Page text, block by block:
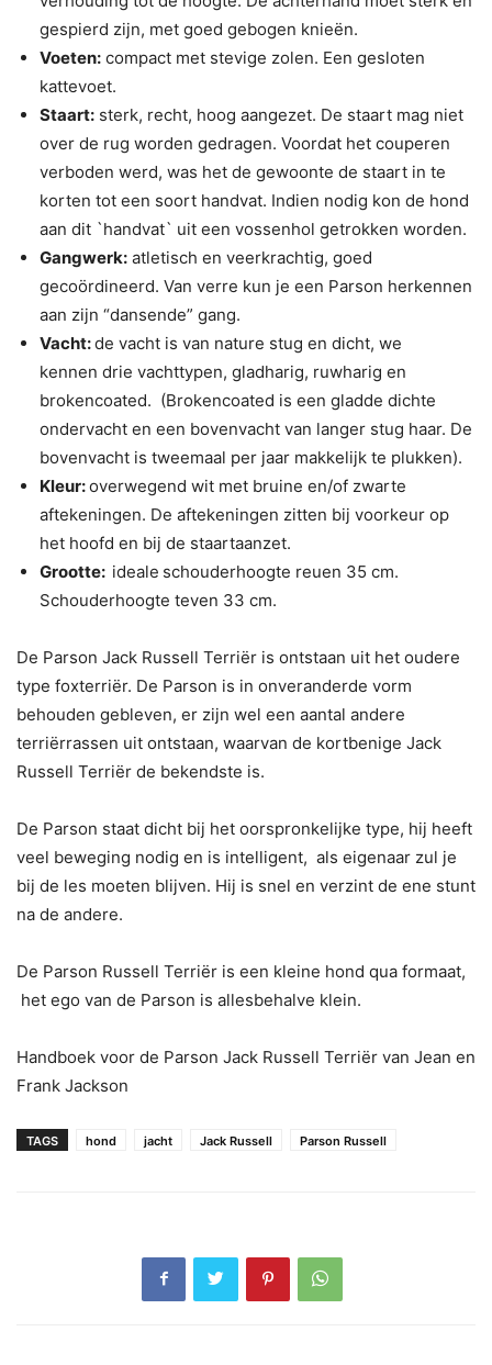
gespierd zijn, met goed gebogen knieën.
Voeten: compact met stevige zolen. Een gesloten
kattevoet.
Staart: sterk, recht, hoog aangezet. De staart mag niet
over de rug worden gedragen. Voordat het couperen
verboden werd, was het de gewoonte de staart in te
korten tot een soort handvat. Indien nodig kon de hond
aan dit `handvat` uit een vossenhol getrokken worden.
Gangwerk: atletisch en veerkrachtig, goed
gecoördineerd. Van verre kun je een Parson herkennen
aan zijn “dansende” gang.
Vacht:de vacht is van nature stug en dicht, we
kennen drie vachttypen, gladharig, ruwharig en
brokencoated. (Brokencoated is een gladde dichte
ondervacht en een bovenvacht van langer stug haar. De
bovenvacht is tweemaal per jaar makkelijk te plukken).
Kleur:overwegend wit met bruine en/of zwarte
aftekeningen. De aftekeningen zitten bij voorkeur op
het hoofd en bij de staartaanzet.
Grootte: ideale schouderhoogte reuen 35 cm.
Schouderhoogte teven 33 cm.
De Parson Jack Russell Terriër is ontstaan uit het oudere
type foxterriër. De Parson is in onveranderde vorm
behouden gebleven, er zijn wel een aantal andere
terriërrassen uit ontstaan, waarvan de kortbenige Jack
Russell Terriër de bekendste is.
De Parson staat dicht bij het oorspronkelijke type, hij heeft
veel beweging nodig en is intelligent, als eigenaar zul je
bij de les moeten blijven. Hij is snel en verzint de ene stunt
na de andere.
De Parson Russell Terriër is een kleine hond qua formaat,
het ego van de Parson is allesbehalve klein.
Handboek voor de Parson Jack Russell Terriër van Jean en
Frank Jackson
TAGS hond jacht Jack Russell Parson Russell